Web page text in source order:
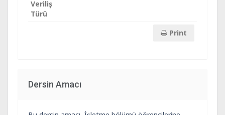
Veriliş
Türü
Print
Dersin Amacı